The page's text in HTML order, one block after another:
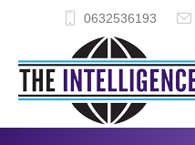
0632536193